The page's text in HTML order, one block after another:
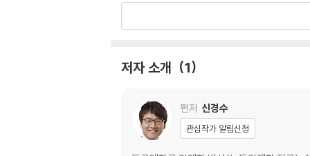
Unit 05. 수요?공급이론의 응용
Unit 07. 무차별곡선이론
Unit 09. 소비자이론의 응용
Unit 10. 기대효용이론
저자 소개 1
편저 신경수
관심작가 알림신청